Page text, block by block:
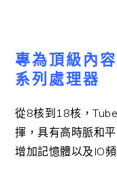
專為頂級內
系列處理器
從8核到18核，
揮，具有高時脈和
增加記憶體以及IO